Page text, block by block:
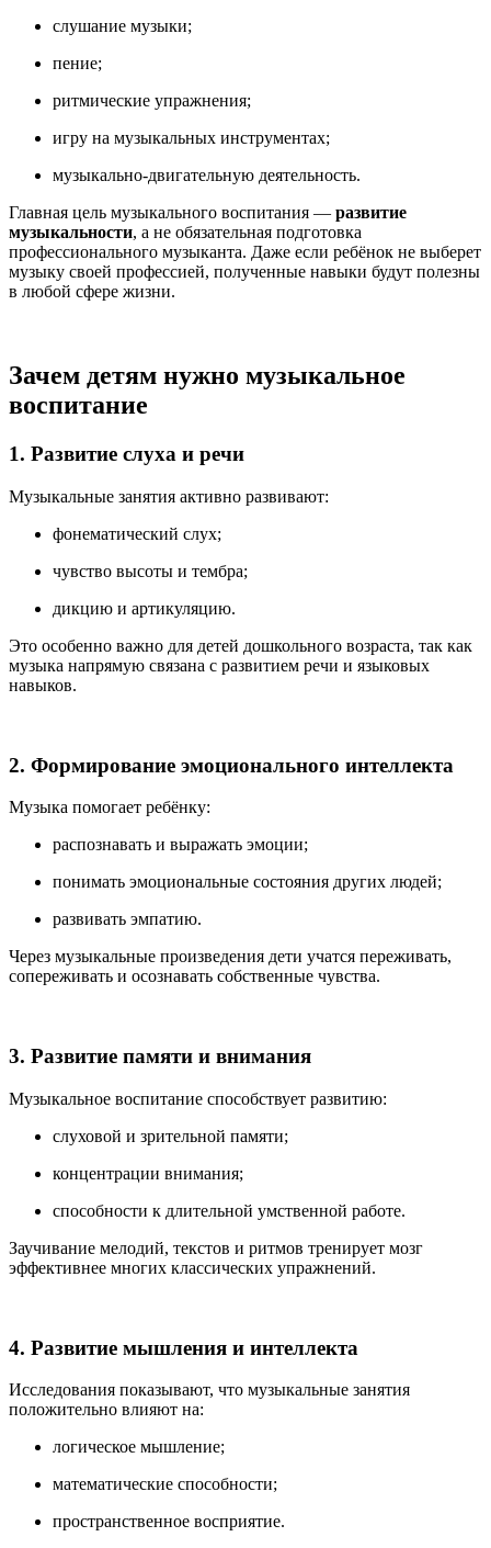
слушание музыки;
пение;
ритмические упражнения;
игру на музыкальных инструментах;
музыкально-двигательную деятельность.
Главная цель музыкального воспитания — развитие
музыкальности, а не обязательная подготовка
профессионального музыканта. Даже если ребёнок не выберет
музыку своей профессией, полученные навыки будут полезны
в любой сфере жизни.
Зачем детям нужно музыкальное
воспитание
1. Развитие слуха и речи
Музыкальные занятия активно развивают:
фонематический слух;
чувство высоты и тембра;
дикцию и артикуляцию.
Это особенно важно для детей дошкольного возраста, так как
музыка напрямую связана с развитием речи и языковых
навыков.
2. Формирование эмоционального интеллекта
Музыка помогает ребёнку:
распознавать и выражать эмоции;
понимать эмоциональные состояния других людей;
развивать эмпатию.
Через музыкальные произведения дети учатся переживать,
сопереживать и осознавать собственные чувства.
3. Развитие памяти и внимания
Музыкальное воспитание способствует развитию:
слуховой и зрительной памяти;
концентрации внимания;
способности к длительной умственной работе.
Заучивание мелодий, текстов и ритмов тренирует мозг
эффективнее многих классических упражнений.
4. Развитие мышления и интеллекта
Исследования показывают, что музыкальные занятия
положительно влияют на:
логическое мышление;
математические способности;
пространственное восприятие.